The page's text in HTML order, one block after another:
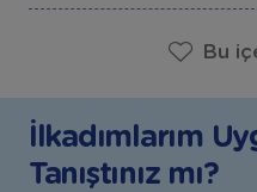
Bu
İlkadımlarım
Tanıştınız mı?